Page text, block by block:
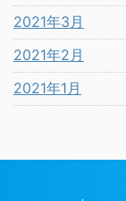
2021年3月
2021年2月
2021年1月